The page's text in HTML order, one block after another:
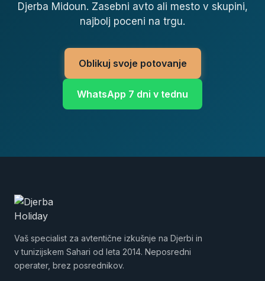
Djerba Midoun. Zasebni avto ali mesto v skupini,
najbolj poceni na trgu.
Oblikuj svoje potovanje
WhatsApp 7 dni v tednu
Vaš specialist za avtentične izkušnje na Djerbi in
v tunizijskem Sahari od leta 2014. Neposredni
operater, brez posrednikov.